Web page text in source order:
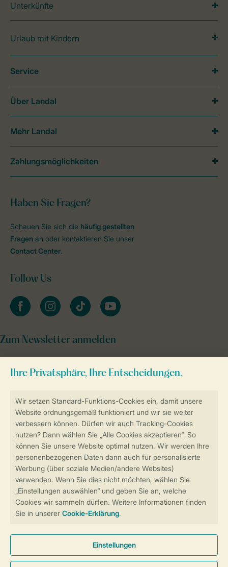
Sicherstellung Deiner Privatsphäre
Sicher und schnell zur Online-Buchung
Sichere Datenübertragung
Sicheres Bezahlen
Unterkünfte
Urlaub mit Kindern
Haben Sie Fragen?
Schauen Sie sich die häufig gestellten
Fragen an oder kontaktieren Sie unser
Contact Center.
Follow Us
facebookinstagramtiktok youtube
Zum Newsletter anmelden
Service
Über Landal
Mehr Landal
Zahlungsmöglichkeiten